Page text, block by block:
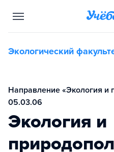
Экологический
Направление «Экология и
05.03.06
Экология и